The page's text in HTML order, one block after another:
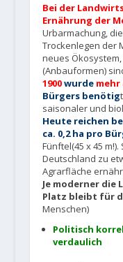
Bei der
Ernährung der
Urbarmachung,
Trockenlegen der
neues
(Anbauformen)
1900wurde mehr
Bürgers benötig
saisonaler und
Heute reichen
ca. 0,2 ha pro
Fünftel(45 x 45
Deutschland zu
Agrarfläche
Je moderner
Platz bleibt für
Menschen)
Politisch
verdaulich